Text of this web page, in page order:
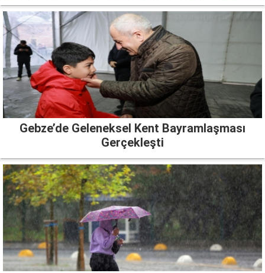
Gebze’de Geleneksel Kent Bayramlaşması
Gerçekleşti